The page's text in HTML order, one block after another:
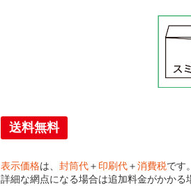
送料無料
表示価格は、 封筒代 ＋ 印刷代 ＋ 消費税です
詳細な網点になる場合は追加料金がかかる